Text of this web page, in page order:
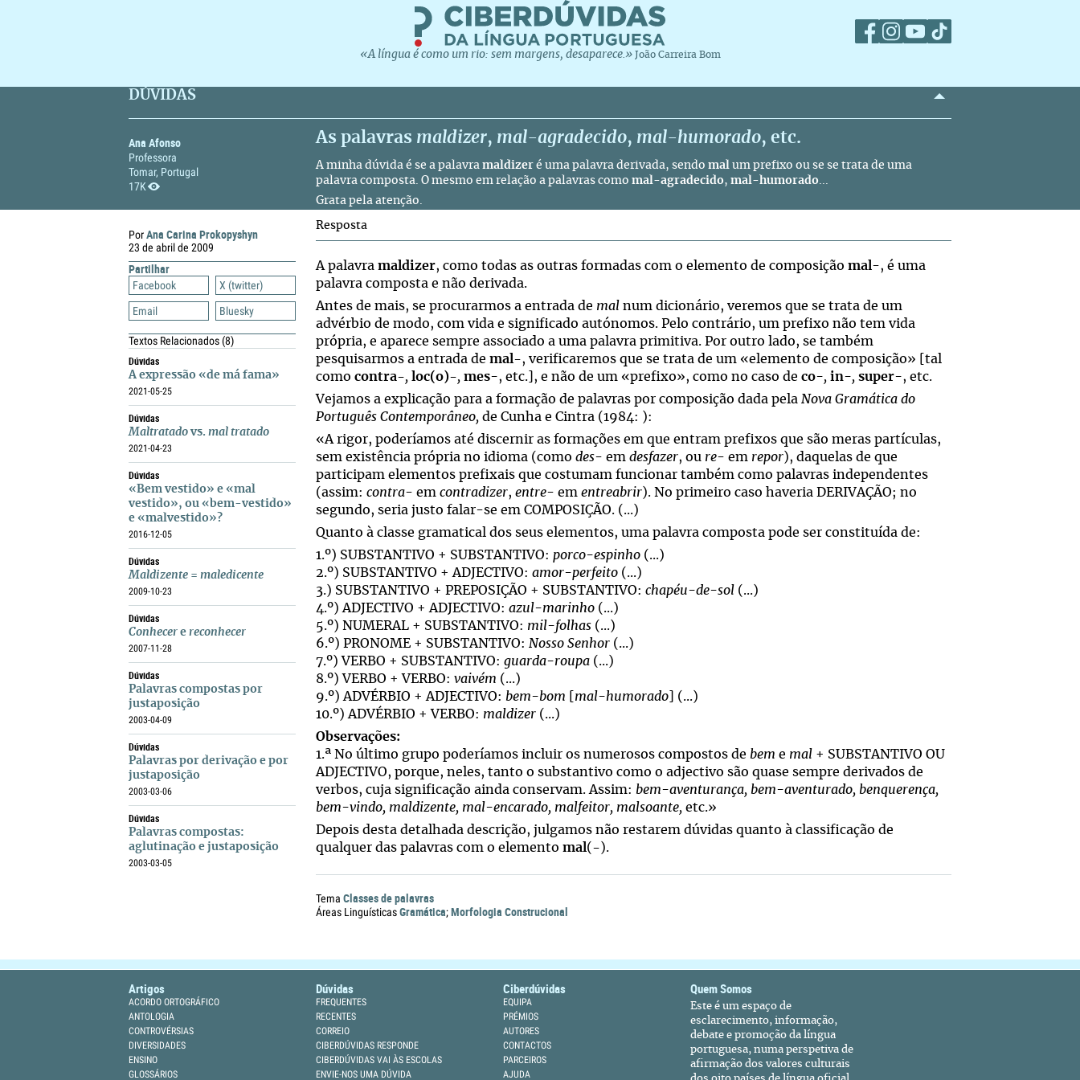
«A língua é como um rio: sem margens, desaparece.» João Carreira Bom
DÚVIDAS
Ana Afonso
Professora
Tomar, Portugal
17K
As palavras maldizer, mal-agradecido, mal-humorado, etc.
A minha dúvida é se a palavra maldizer é uma palavra derivada, sendo mal um prefixo ou se se trata de uma
palavra composta. O mesmo em relação a palavras como mal-agradecido, mal-humorado...
Grata pela atenção.
PorAna Carina Prokopyshyn
23 de abril de 2009
Partilhar
Facebook
X (twitter)
Email
Bluesky
Textos Relacionados(8)
Dúvidas
A expressão «de má fama»
2021-05-25
Dúvidas
Maltratado vs. mal tratado
2021-04-23
Dúvidas
«Bem vestido» e «mal
vestido», ou «bem-vestido»
e «malvestido»?
2016-12-05
Dúvidas
Maldizente = maledicente
2009-10-23
Dúvidas
Conhecer e reconhecer
2007-11-28
Dúvidas
Palavras compostas por
justaposição
2003-04-09
Dúvidas
Palavras por derivação e por
justaposição
2003-03-06
Dúvidas
Palavras compostas:
aglutinação e justaposição
2003-03-05
Resposta
A palavra maldizer, como todas as outras formadas com o elemento de composição mal -, é uma
palavra composta e não derivada.
Antes de mais, se procurarmos a entrada de mal num dicionário, veremos que se trata de um
advérbio de modo, com vida e significado autónomos. Pelo contrário, um prefixo não tem vida
própria, e aparece sempre associado a uma palavra primitiva. Por outro lado, se também
pesquisarmos a entrada de mal-, verificaremos que se trata de um «elemento de composição» [tal
como contra-, loc(o)-, mes-, etc.], e não de um «prefixo», como no caso de co-, in-, super-, etc.
Vejamos a explicação para a formação de palavras por composição dada pela Nova Gramática do
Português Contemporâneo, de Cunha e Cintra (1984: ):
«A rigor, poderíamos até discernir as formações em que entram prefixos que são meras partículas,
sem existência própria no idioma (como des- em desfazer, ou re- em repor), daquelas de que
participam elementos prefixais que costumam funcionar também como palavras independentes
(assim: contra- em contradizer, entre- em entreabrir). No primeiro caso haveria DERIVAÇÃO; no
segundo, seria justo falar-se em COMPOSIÇÃO. (...)
Quanto à classe gramatical dos seus elementos, uma palavra composta pode ser constituída de:
1.º) SUBSTANTIVO + SUBSTANTIVO: porco-espinho (...)
2.º) SUBSTANTIVO + ADJECTIVO: amor-perfeito (...)
3.) SUBSTANTIVO + PREPOSIÇÃO + SUBSTANTIVO: chapéu-de-sol (...)
4.º) ADJECTIVO + ADJECTIVO: azul-marinho (...)
5.º) NUMERAL + SUBSTANTIVO: mil-folhas (...)
6.º) PRONOME + SUBSTANTIVO: Nosso Senhor (...)
7.º) VERBO + SUBSTANTIVO: guarda-roupa (...)
8.º) VERBO + VERBO: vaivém (...)
9.º) ADVÉRBIO + ADJECTIVO: bem-bom mal-humorado ] (...)
10.º) ADVÉRBIO + VERBO: maldizer (...)
Observações:
1.ª No último grupo poderíamos incluir os numerosos compostos de bem e mal + SUBSTANTIVO OU
ADJECTIVO, porque, neles, tanto o substantivo como o adjectivo são quase sempre derivados de
verbos, cuja significação ainda conservam. Assim: bem-aventurança, bem-aventurado, benquerença,
bem-vindo, maldizente, mal-encarado, malfeitor, malsoante, etc.»
Depois desta detalhada descrição, julgamos não restarem dúvidas quanto à classificação de
qualquer das palavras com o elemento mal ( -).
Tema Classes de palavras
Áreas LinguísticasGramática;Morfologia Construcional
Artigos
ACORDO ORTOGRÁFICO
ANTOLOGIA
CONTROVÉRSIAS
DIVERSIDADES
ENSINO
GLOSSÁRIOS
Dúvidas
FREQUENTES
RECENTES
CORREIO
CIBERDÚVIDAS RESPONDE
CIBERDÚVIDAS VAI ÀS ESCOLAS
ENVIE-NOS UMA DÚVIDA
Ciberdúvidas
EQUIPA
PRÉMIOS
AUTORES
CONTACTOS
PARCEIROS
AJUDA
Quem Somos
Este é um espaço de
esclarecimento, informação,
debate e promoção da língua
portuguesa, numa perspetiva de
afirmação dos valores culturais